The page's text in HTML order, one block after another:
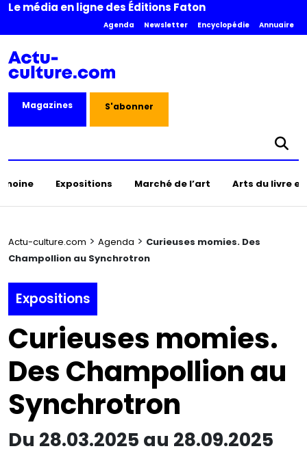
Le média en ligne des Éditions Faton
Agenda Newsletter Encyclopédie Annuaire
Magazines S'abonner
Expositions Marché de l’art Arts du livre
Actu-culture.com > Agenda > Curieuses momies. Des
Champollion au Synchrotron
Expositions
Curieuses momies.
Des Champollion au
Synchrotron
Du 28.03.2025 au 28.09.2025